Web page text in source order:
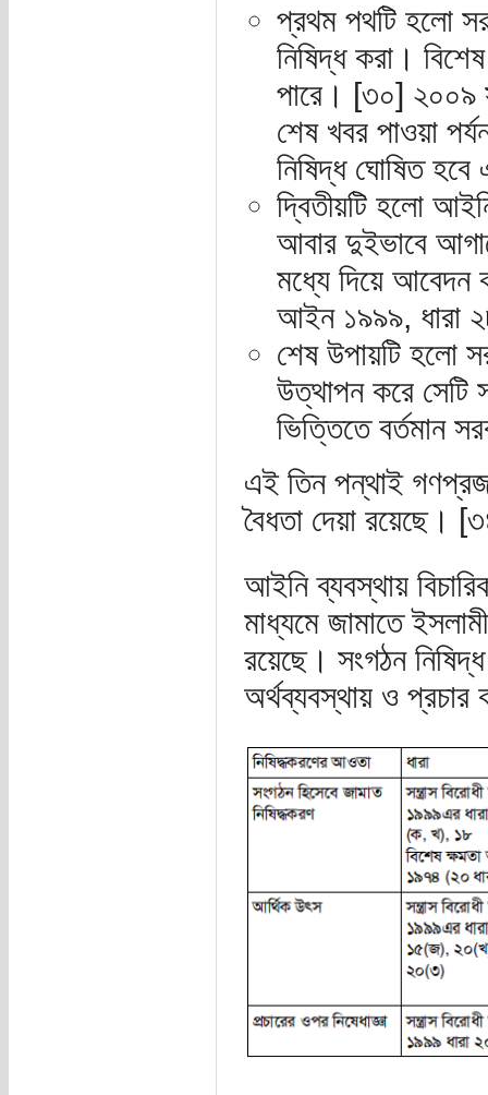
প্রথম পথটি হলো
নিষিদ্ধ করা।
পারে। [৩০] ২০০৯
শেষ খবর পাওয়া
নিষিদ্ধ ঘোষিত
দ্বিতীয়টি হলো
আবার দুইভাবে
মধ্যে দিয়ে আবেদন
আইন ১৯৯৯, ধারা
শেষ উপায়টি হলো
উত্থাপন করে সেটি
ভিত্তিতে বর্তমান
এই তিন পন্থাই
বৈধতা দেয়া রয়েছে।
আইনি ব্যবস্থায়
মাধ্যমে জামাতে
রয়েছে। সংগঠন
অর্থব্যবস্থায় ও